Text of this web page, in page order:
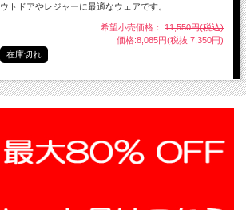
ウトドアやレジャーに最適なウェアです。
希望小売価格： 11,550円(税込)
価格:8,085円(税抜 7,350円)
在庫切れ